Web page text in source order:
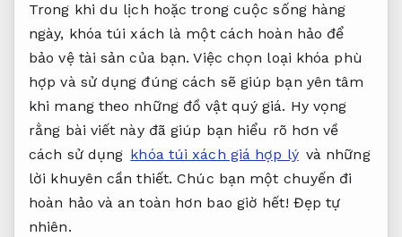
Trong khi du lịch hoặc trong cuộc sống hàng
ngày, khóa túi xách là một cách hoàn hảo để
bảo vệ tài sản của bạn. Việc chọn loại khóa phù
hợp và sử dụng đúng cách sẽ giúp bạn yên tâm
khi mang theo những đồ vật quý giá. Hy vọng
rằng bài viết này đã giúp bạn hiểu rõ hơn về
cách sử dụng khóa túi xách giá hợp lý và những
lời khuyên cần thiết. Chúc bạn một chuyến đi
hoàn hảo và an toàn hơn bao giờ hết! Đẹp tự
nhiên.